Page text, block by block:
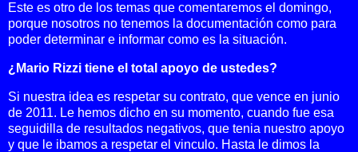
Este es otro de los temas que comentaremos el domingo,
porque nosotros no tenemos la documentación como para
poder determinar e informar como es la situación.
¿Mario Rizzi tiene el total apoyo de ustedes?
Si nuestra idea es respetar su contrato, que vence en junio
de 2011. Le hemos dicho en su momento, cuando fue esa
seguidilla de resultados negativos, que tenia nuestro apoyo
y que le ibamos a respetar el vinculo. Hasta le dimos la